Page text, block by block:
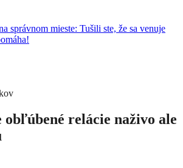
správnom mieste: Tušili ste, že sa venuje
obľúbené relácie naživo ale